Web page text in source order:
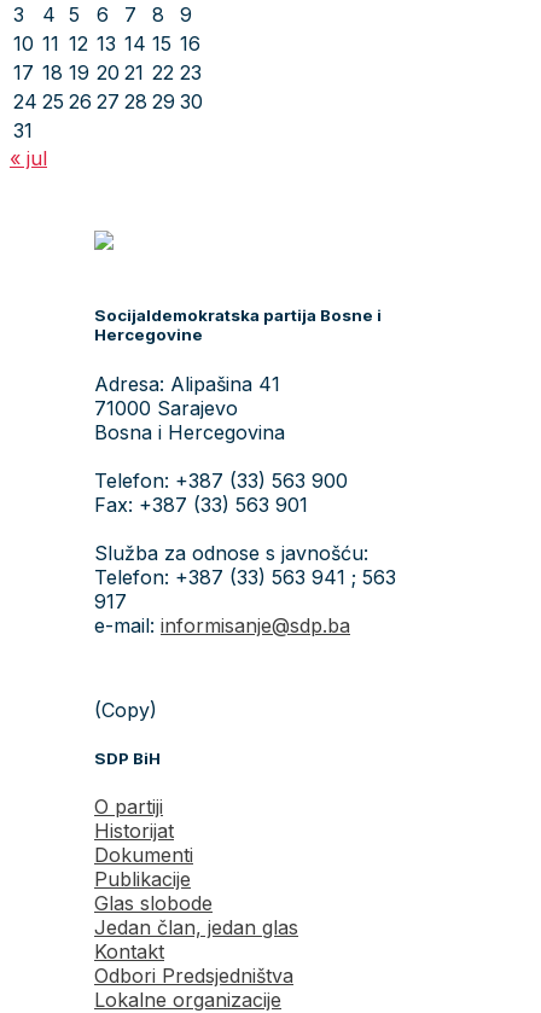
3
4 5 6 7 8
9
10 11 12 13 14 15 16
17 18 19 20 21 22 23
24 25 26 27 28 29 30
31
« jul
Socijaldemokratska partija Bosne i
Hercegovine
Adresa: Alipašina 41
71000 Sarajevo
Bosna i Hercegovina
Telefon: +387 (33) 563 900
Fax: +387 (33) 563 901
Služba za odnose s javnošću:
Telefon: +387 (33) 563 941 ; 563
917
e-mail: informisanje@sdp.ba
(Copy)
SDP BiH
O partiji
Historijat
Dokumenti
Publikacije
Glas slobode
Jedan član, jedan glas
Kontakt
Odbori Predsjedništva
Lokalne organizacije